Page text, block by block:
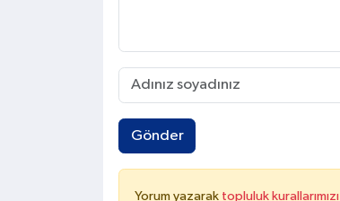
Gönder
Yorum yazarak topluluk kurallarımızı